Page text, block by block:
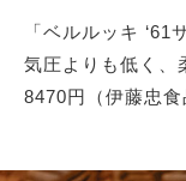
「ベルルッキ
気圧よりも低く、
8470円（伊藤忠食